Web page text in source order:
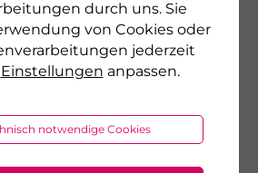
durch uns. Sie
von Cookies oder
jederzeit
Einstellungen anpassen.
notwendige Cookies